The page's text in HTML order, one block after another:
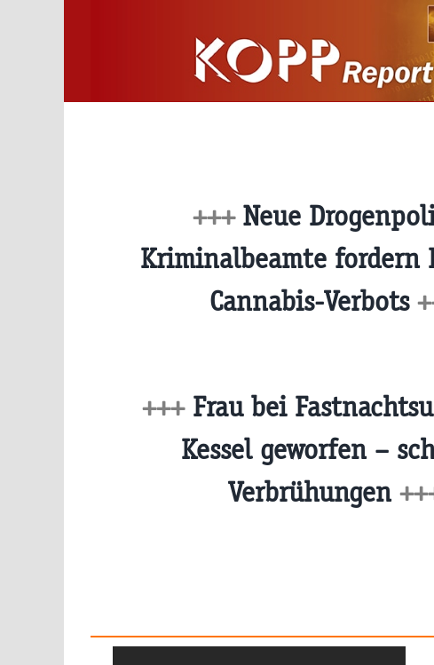
+++ Neue
Kriminalbeamte fordern
Cannabis-Verbots
+++ Frau bei
Kessel geworfen –
Verbrühungen